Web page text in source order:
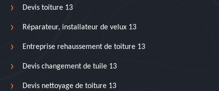
Devis toiture 13
Réparateur, installateur de velux 13
Entreprise rehaussement de toiture 13
Devis changement de tuile 13
Devis nettoyage de toiture 13